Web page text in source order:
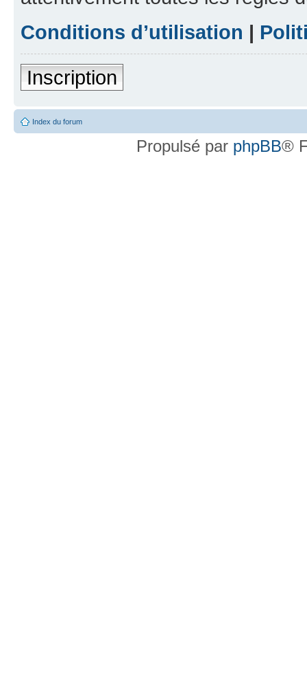
Conditions d’utilisation |
Inscription
Index du forum
Propulsé par phpBB®